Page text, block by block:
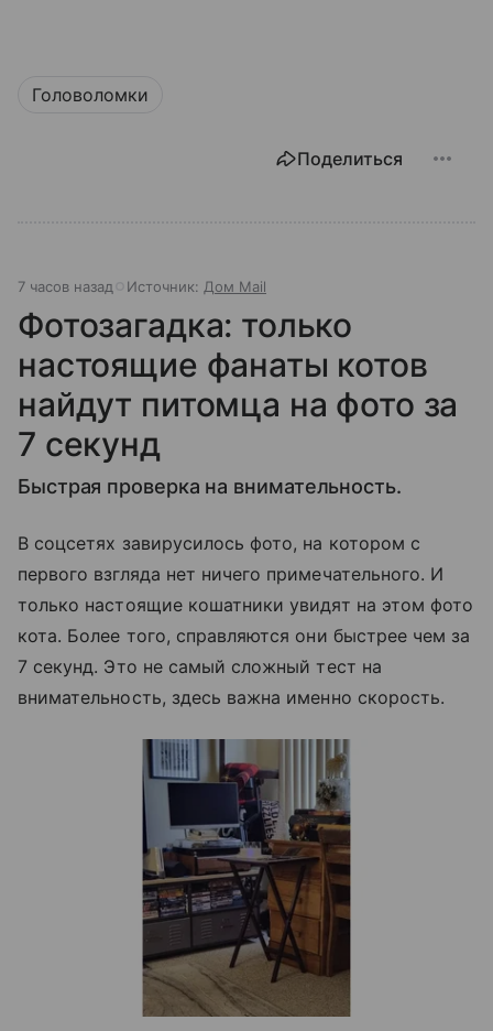
Головоломки
Поделиться
7 часов назад Источник: Дом Mail
Фотозагадка: только
настоящие фанаты котов
найдут питомца на фото за
7 секунд
Быстрая проверка на внимательность.
В соцсетях завирусилось фото, на котором с
первого взгляда нет ничего примечательного. И
только настоящие кошатники увидят на этом фото
кота. Более того, справляются они быстрее чем за
7 секунд. Это не самый сложный тест на
внимательность, здесь важна именно скорость.